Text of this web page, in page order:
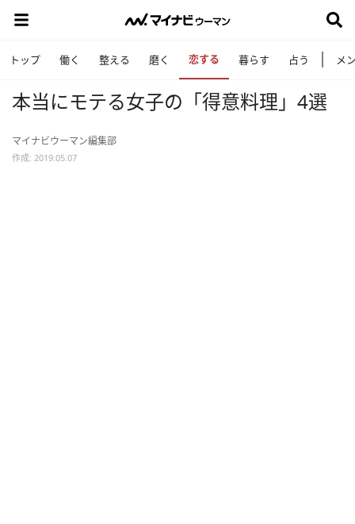
トップ 働く 整える 磨く 恋する 暮らす 占う メ
本当にモテる女子の「得意料理」4選
マイナビウーマン編集部
作成: 2019.05.07